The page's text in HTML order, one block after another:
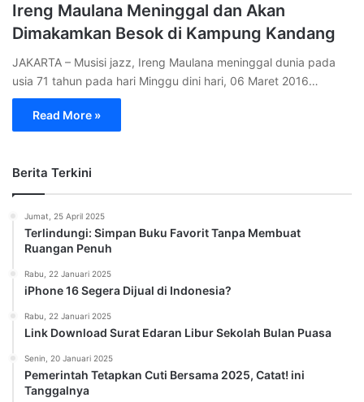
Ireng Maulana Meninggal dan Akan
Dimakamkan Besok di Kampung Kandang
JAKARTA – Musisi jazz, Ireng Maulana meninggal dunia pada
usia 71 tahun pada hari Minggu dini hari, 06 Maret 2016…
Read More »
Berita Terkini
Jumat, 25 April 2025
Terlindungi: Simpan Buku Favorit Tanpa Membuat
Ruangan Penuh
Rabu, 22 Januari 2025
iPhone 16 Segera Dijual di Indonesia?
Rabu, 22 Januari 2025
Link Download Surat Edaran Libur Sekolah Bulan Puasa
Senin, 20 Januari 2025
Pemerintah Tetapkan Cuti Bersama 2025, Catat! ini
Tanggalnya